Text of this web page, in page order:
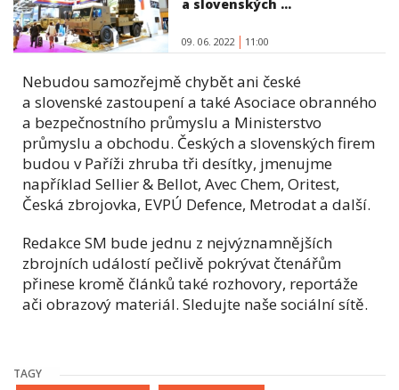
a slovenských ...
09. 06. 2022 11:00
Nebudou samozřejmě chybět ani české
a slovenské zastoupení a také Asociace obranného
a bezpečnostního průmyslu a Ministerstvo
průmyslu a obchodu. Českých a slovenských firem
budou v Paříži zhruba tři desítky, jmenujme
například Sellier & Bellot, Avec Chem, Oritest,
Česká zbrojovka, EVPÚ Defence, Metrodat a další.
Redakce SM bude jednu z nejvýznamnějších
zbrojních událostí pečlivě pokrývat čtenářům
přinese kromě článků také rozhovory, reportáže
ači obrazový materiál. Sledujte naše sociální sítě.
TAGY